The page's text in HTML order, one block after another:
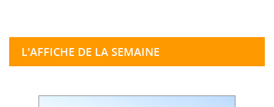
L'AFFICHE DE LA SEMAINE